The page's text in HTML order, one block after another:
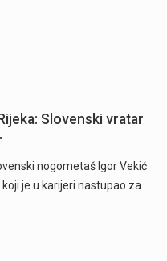
Slovenski vratar
nogometaš Igor Vekić
je u karijeri nastupao za